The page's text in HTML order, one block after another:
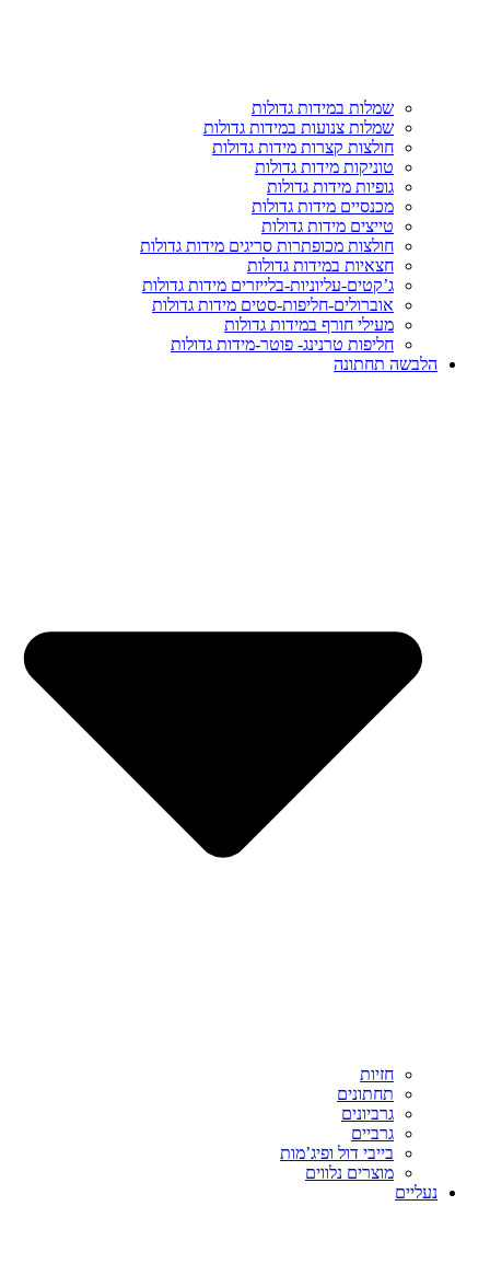
שמלות במידות גדולות
שמלות צנועות במידות גדולות
חולצות קצרות מידות גדולות
טוניקות מידות גדולות
גופיות מידות גדולות
מכנסיים מידות גדולות
טייצים מידות גדולות
חולצות מכופתרות סריגים מידות גדולות
חצאיות במידות גדולות
ג’קטים-עליוניות-בלייזרים מידות גדולות
אוברולים-חליפות-סטים מידות גדולות
מעילי חורף במידות גדולות
חליפות טרנינג- פוטר-מידות גדולות
הלבשה תחתונה
חזיות
תחתונים
גרביונים
גרביים
בייבי דול ופיג’מות
מוצרים נלווים
נעליים